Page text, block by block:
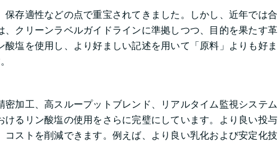
存適性などの点で重宝されてきました。しかし、近年では合
クリーンラベルガイドラインに準拠しつつ、目的を果たす革
塩を使用し、より好ましい記述を用いて「原料」よりも好ま
加工、高スループットブレンド、リアルタイム監視システム
るリン酸塩の使用をさらに完璧にしています。より良い投与
ストを削減できます。例えば、より良い乳化および安定化技